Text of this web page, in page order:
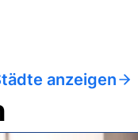
anzeigen